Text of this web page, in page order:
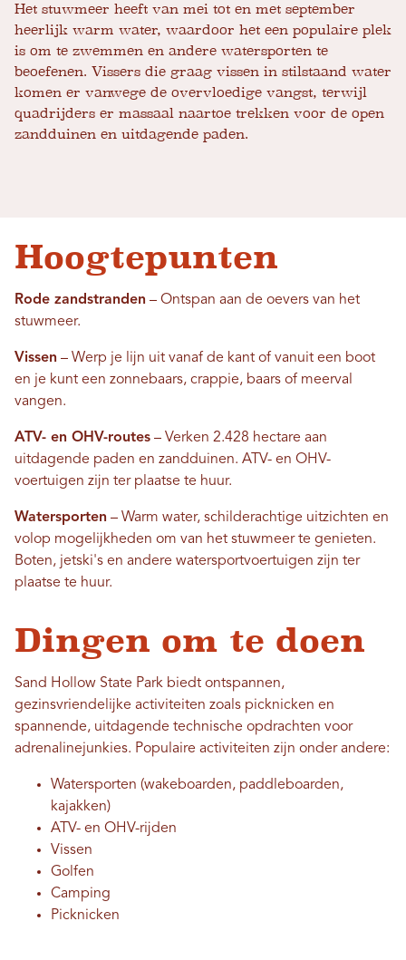
Het stuwmeer heeft van mei tot en met september
heerlijk warm water, waardoor het een populaire plek
is om te zwemmen en andere watersporten te
beoefenen. Vissers die graag vissen in stilstaand water
komen er vanwege de overvloedige vangst, terwijl
quadrijders er massaal naartoe trekken voor de open
zandduinen en uitdagende paden.
Hoogtepunten
Rode zandstranden – Ontspan aan de oevers van het
stuwmeer.
Vissen – Werp je lijn uit vanaf de kant of vanuit een boot
en je kunt een zonnebaars, crappie, baars of meerval
vangen.
ATV- en OHV-routes – Verken 2.428 hectare aan
uitdagende paden en zandduinen. ATV- en OHV-
voertuigen zijn ter plaatse te huur.
Watersporten – Warm water, schilderachtige uitzichten en
volop mogelijkheden om van het stuwmeer te genieten.
Boten, jetski's en andere watersportvoertuigen zijn ter
plaatse te huur.
Dingen om te doen
Sand Hollow State Park biedt ontspannen,
gezinsvriendelijke activiteiten zoals picknicken en
spannende, uitdagende technische opdrachten voor
adrenalinejunkies. Populaire activiteiten zijn onder andere:
Watersporten (wakeboarden, paddleboarden,
kajakken)
ATV- en OHV-rijden
Vissen
Golfen
Camping
Picknicken